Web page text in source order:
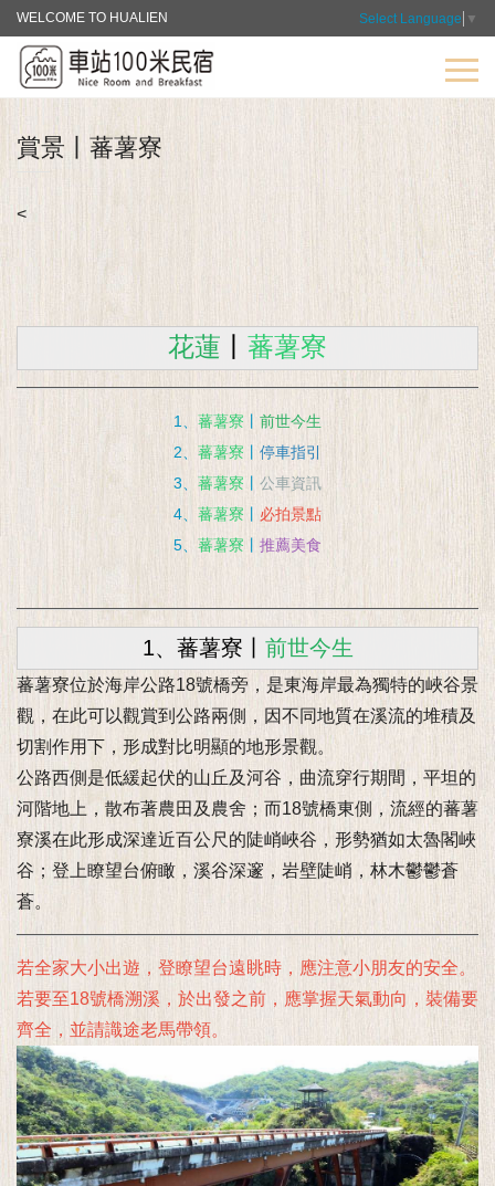
WELCOME TO HUALIEN Select Language ▼
賞景丨蕃薯寮
<
花蓮 蕃薯寮
1、 蕃薯寮
前世今生
2、 蕃薯寮
停車指引
3、 蕃薯寮
公車資訊
4、 蕃薯寮
必拍景點
5、 蕃薯寮 推薦美食
1、蕃薯寮丨 前世今生
蕃薯寮位於海岸公路18號橋旁，是東海岸最為獨特的峽谷景
觀，在此可以觀賞到公路兩側，因不同地質在溪流的堆積及
切割作用下，形成對比明顯的地形景觀。
公路西側是低緩起伏的山丘及河谷，曲流穿行期間，平坦的
河階地上，散布著農田及農舍；而18號橋東側，流經的蕃薯
寮溪在此形成深達近百公尺的陡峭峽谷，形勢猶如太魯閣峽
谷；登上瞭望台俯瞰，溪谷深邃，岩壁陡峭，林木鬱鬱蒼
蒼。
若全家大小出遊，登瞭望台遠眺時，應注意小朋友的安全。
若要至18號橋溯溪，於出發之前，應掌握天氣動向，裝備要
齊全，並請識途老馬帶領。